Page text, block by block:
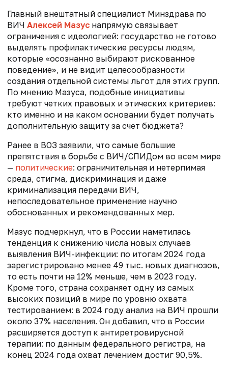
Главный внештатный специалист Минздрава по
ВИЧ Алексей Мазус напрямую связывает
ограничения с идеологией: государство не готово
выделять профилактические ресурсы людям,
которые «осознанно выбирают рискованное
поведение», и не видит целесообразности
создания отдельной системы льгот для этих групп.
По мнению Мазуса, подобные инициативы
требуют четких правовых и этических критериев:
кто именно и на каком основании будет получать
дополнительную защиту за счет бюджета?
Ранее в ВОЗ заявили, что самые большие
препятствия в борьбе с ВИЧ/СПИДом во всем мире
— политические: ограничительная и нетерпимая
среда, стигма, дискриминация и даже
криминализация передачи ВИЧ,
непоследовательное применение научно
обоснованных и рекомендованных мер.
Мазус подчеркнул, что в России наметилась
тенденция к снижению числа новых случаев
выявления ВИЧ-инфекции: по итогам 2024 года
зарегистрировано менее 49 тыс. новых диагнозов,
то есть почти на 12% меньше, чем в 2023 году.
Кроме того, страна сохраняет одну из самых
высоких позиций в мире по уровню охвата
тестированием: в 2024 году анализ на ВИЧ прошли
около 37% населения. Он добавил, что в России
расширяется доступ к антиретровирусной
терапии: по данным федерального регистра, на
конец 2024 года охват лечением достиг 90,5%.